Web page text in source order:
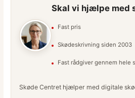
Skal vi hjælpe med
Fast pris
Skødeskrivning siden 2003
Fast rådgiver gennem hele
Skøde Centret hjælper med digitale